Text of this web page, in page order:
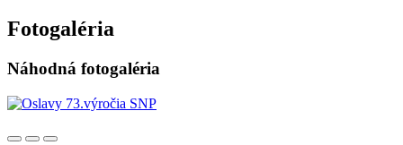
Fotogaléria
Náhodná fotogaléria